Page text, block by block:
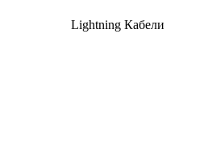
Lightning Кабели